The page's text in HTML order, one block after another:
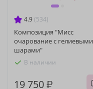
4.9 (534)
Композиция "Мисс
очарование с гелиевыми
шарами"
В наличии
19 750 ₽